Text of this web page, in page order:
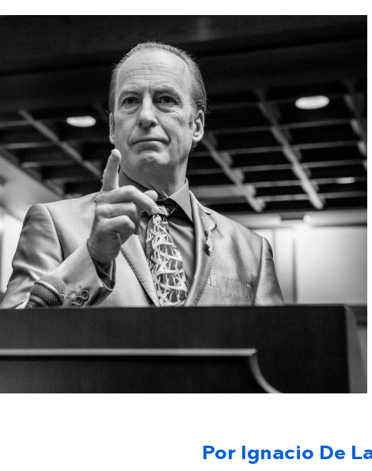
Por Ignacio De